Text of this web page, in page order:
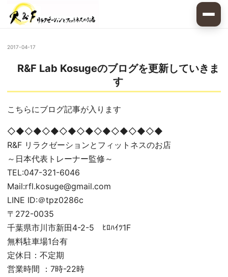
2017-04-17
R&F Lab Kosugeのブログを更新していきま
す
こちらにブログ記事が入ります
◇◆◇◆◇◆◇◆◇◆◇◆◇◆◇◆◇◆
R&F リラクゼーションとフィットネスのお店
～日本代表トレーナー監修～
TEL:047-321-6046
Mail:rfl.kosuge@gmail.com
LINE ID:＠tpz0286c
〒272-0035
千葉県市川市新田4-2-5 ﾋﾛﾊｲﾂ1F
無料駐車場1台有
定休日：不定期
営業時間 ：7時-22時